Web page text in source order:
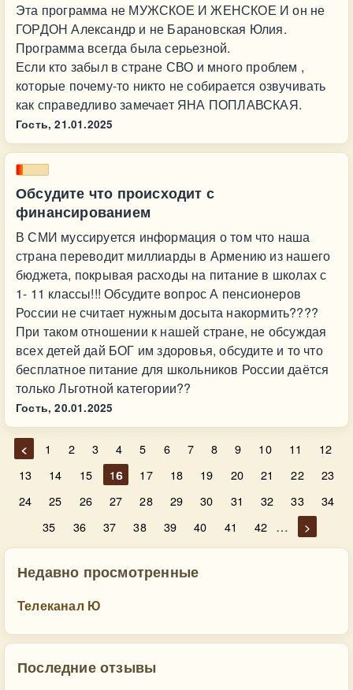
Эта программа не МУЖСКОЕ И ЖЕНСКОЕ И он не
ГОРДОН Александр и не Барановская Юлия.
Программа всегда была серьезной.
Если кто забыл в стране СВО и много проблем ,
которые почему-то никто не собирается озвучивать
как справедливо замечает ЯНА ПОПЛАВСКАЯ.
Гость, 21.01.2025
Обсудите что происходит с
финансированием
В СМИ муссируется информация о том что наша
страна переводит миллиарды в Армению из нашего
бюджета, покрывая расходы на питание в школах с
1- 11 классы!!! Обсудите вопрос А пенсионеров
России не считает нужным досыта накормить????
При таком отношении к нашей стране, не обсуждая
всех детей дай БОГ им здоровья, обсудите и то что
бесплатное питание для школьников России даётся
только Льготной категории??
Гость, 20.01.2025
< 1 2 3 4 5 6 7 8 9 10 11
12
13
14 15 16 17 18 19 20 21 22
23
24
25 26 27 28 29 30 31 32 33
34
35
36 37 38 39 40 41 42 … >
Недавно просмотренные
Телеканал Ю
Последние отзывы